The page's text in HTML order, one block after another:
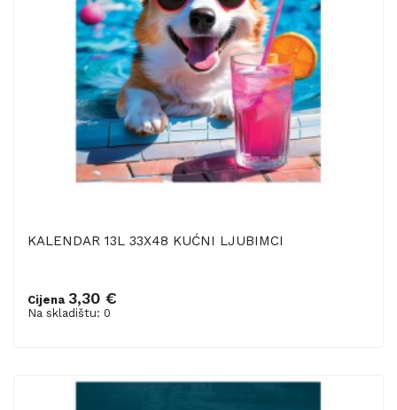
KALENDAR 13L 33X48 KUĆNI LJUBIMCI
Cijena 3,30 €
Na skladištu: 0